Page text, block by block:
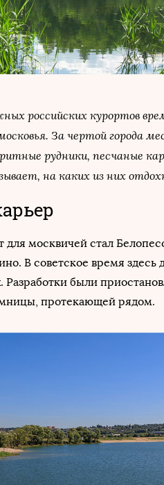
российских курортов
За чертой города
рудники, песчаные
на каких из них
москвичей стал
В советское время здесь
были
протекающей рядом.